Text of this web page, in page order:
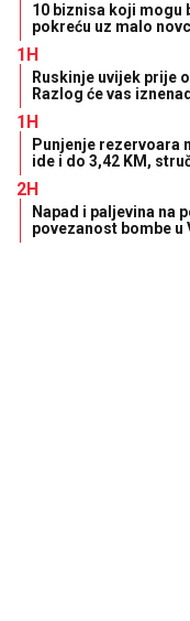
10 biznisa koji mogu
pokreću uz malo
1H
Ruskinje uvijek prije
Razlog će vas
1H
Punjenje rezervoara
ide i do 3,42 KM,
2H
Napad i paljevina na
povezanost bombe